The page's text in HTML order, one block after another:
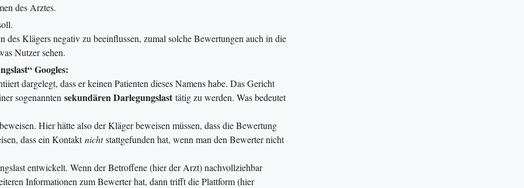
des Arztes.
des Klägers negativ zu beeinflussen, zumal solche Bewertungen auch in die
Nutzer sehen.
Googles:
dargelegt, dass er keinen Patienten dieses Namens habe. Das Gericht
sogenannten sekundären Darlegungslasttätig zu werden. Was bedeutet
Hier hätte also der Kläger beweisen müssen, dass die Bewertung
dass ein Kontaktnichtstattgefunden hat, wenn man den Bewerter nicht
entwickelt. Wenn der Betroffene (hier der Arzt) nachvollziehbar
Informationen zum Bewerter hat, dann trifft die Plattform (hier